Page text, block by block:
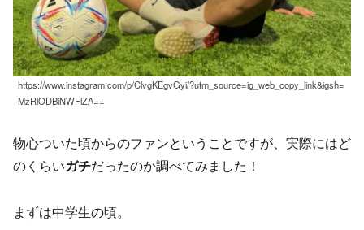
https://www.instagram.com/p/ClvgKEgvGyi/?utm_source=ig_web_copy_link&igsh=
MzRlODBiNWFlZA==
物心ついた頃からのファンということですが、実際にはど
のくらいガチだったのか調べてみました！
まずは中学生の頃。